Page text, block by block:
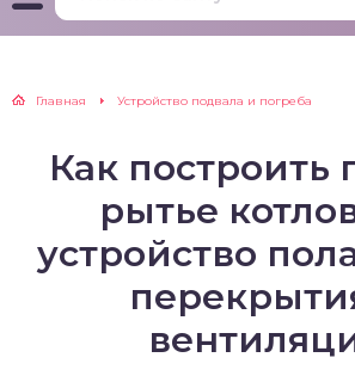
Главная Устройство подвала и погреба
Как построить
рытье
устройство